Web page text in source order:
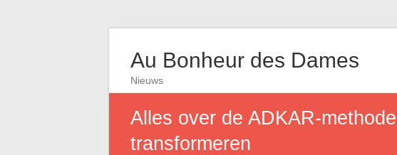
Au Bonheur des Dames
Nieuws
Alles over de ADKAR-
transformeren